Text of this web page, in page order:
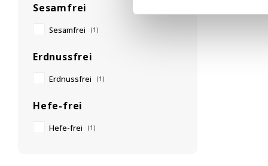
Sesamfrei
Sesamfrei (1)
Erdnussfrei
Erdnussfrei (1)
Hefe-frei
Hefe-frei (1)